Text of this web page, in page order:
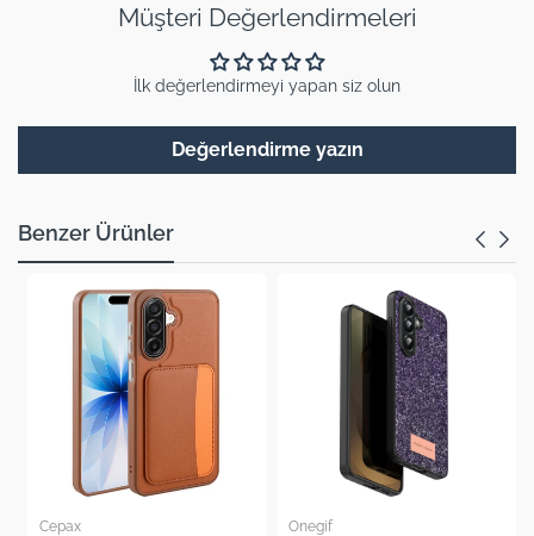
Müşteri Değerlendirmeleri
İlk değerlendirmeyi yapan siz olun
Değerlendirme yazın
Benzer Ürünler
Onegif Cepax